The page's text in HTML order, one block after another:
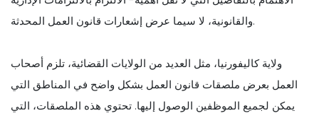
والقانونية، لا سيما عرض إشعارات قانون العمل المحدثة.
ولاية كاليفورنيا، مثل العديد من الولايات القضائية، تلزم أصحاب
العمل بعرض ملصقات قانون العمل بشكل واضح في المناطق التي
يمكن لجميع الموظفين الوصول إليها. تحتوي هذه الملصقات، التي